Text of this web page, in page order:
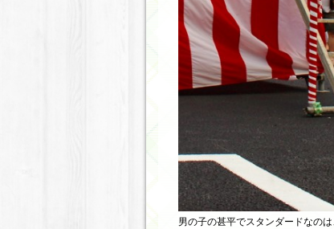
男の子の甚平でスタンダードなの